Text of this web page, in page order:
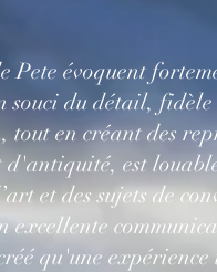
Pete évoquent
du détail, fidèle
en créant des
d'antiquité, est
et des sujets de
excellente
qu'une expérience